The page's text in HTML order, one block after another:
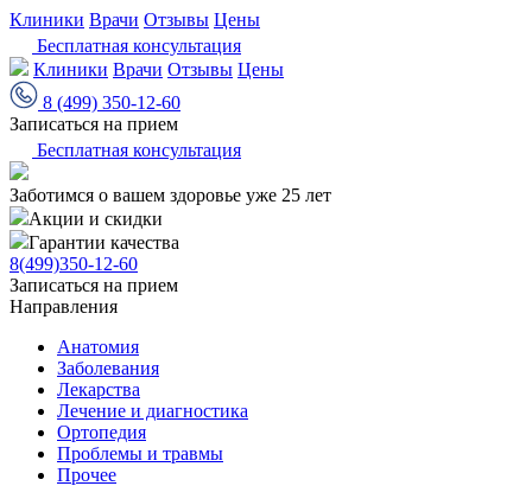
Клиники Врачи Отзывы Цены
Бесплатная консультация
Клиники Врачи Отзывы Цены
8 (499) 350-12-60
Записаться на прием
Бесплатная консультация
Заботимся о вашем здоровье уже 25 лет
Акции и скидки
Гарантии качества
8(499)350-12-60
Записаться на прием
Направления
Анатомия
Заболевания
Лекарства
Лечение и диагностика
Ортопедия
Проблемы и травмы
Прочее